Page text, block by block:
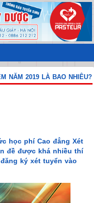
NĂM 2019 LÀ BAO NHIÊU?
học phí Cao đẳng Xét
đề được khá nhiều thí
ký xét tuyển vào